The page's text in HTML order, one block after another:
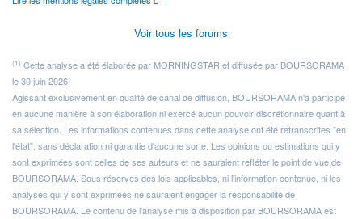
Voir tous les forums
(1) Cette analyse a été élaborée par MORNINGSTAR et diffusée par BOURSORAMA
le 30 juin 2026.
Agissant exclusivement en qualité de canal de diffusion, BOURSORAMA n'a participé
en aucune manière à son élaboration ni exercé aucun pouvoir discrétionnaire quant à
sa sélection. Les informations contenues dans cette analyse ont été retranscrites "en
l'état", sans déclaration ni garantie d'aucune sorte. Les opinions ou estimations qui y
sont exprimées sont celles de ses auteurs et ne sauraient refléter le point de vue de
BOURSORAMA. Sous réserves des lois applicables, ni l'information contenue, ni les
analyses qui y sont exprimées ne sauraient engager la responsabilité de
BOURSORAMA. Le contenu de l'analyse mis à disposition par BOURSORAMA est